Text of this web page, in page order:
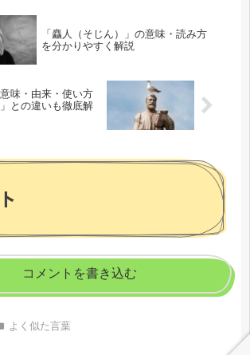
「麤人（そじん）」の意味・読み方
を分かりやすく解説
味・由来・使い方
との違いも徹底解
コメントを書き込む
よく似た言葉